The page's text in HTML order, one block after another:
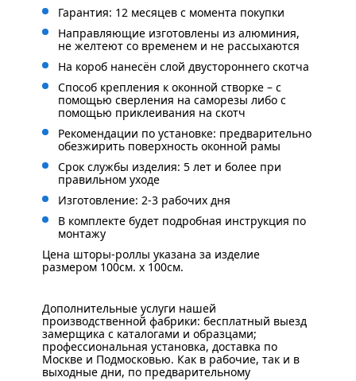
Гарантия: 12 месяцев с момента покупки
Направляющие изготовлены из алюминия,
не желтеют со временем и не рассыхаются
На короб нанесён слой двустороннего скотча
Способ крепления к оконной створке – с
помощью сверления на саморезы либо с
помощью приклеивания на скотч
Рекомендации по установке: предварительно
обезжирить поверхность оконной рамы
Срок службы изделия: 5 лет и более при
правильном уходе
Изготовление: 2-3 рабочих дня
В комплекте будет подробная инструкция по
монтажу
Цена шторы-роллы указана за изделие
размером 100см. x 100см.
Дополнительные услуги нашей
производственной фабрики: бесплатный выезд
замерщика с каталогами и образцами;
профессиональная установка, доставка по
Москве и Подмосковью. Как в рабочие, так и в
выходные дни, по предварительному